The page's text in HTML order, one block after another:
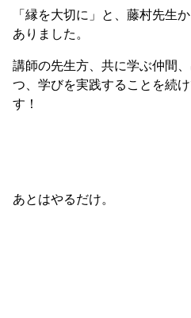
「縁を大切に」と、藤村先生
ありました。
講師の先生方、共に学ぶ仲間
つ、学びを実践することを続
す！
あとはやるだけ。